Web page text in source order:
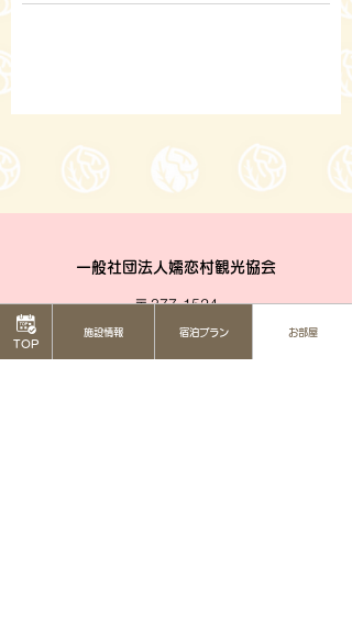
TOP
施設情報 宿泊プラン お部屋
一般社団法人嬬恋村観光協会
〒377-1524
群馬県吾妻郡嬬恋村鎌原
710-136
窓口営業時間_8:30～17:00